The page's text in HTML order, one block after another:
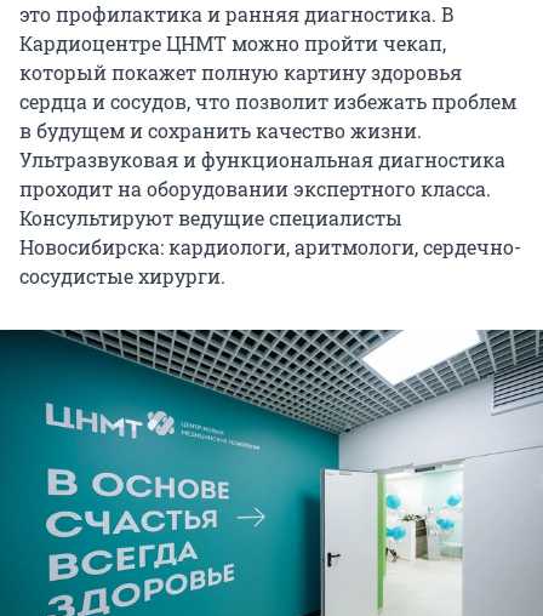
это профилактика и ранняя диагностика. В
Кардиоцентре ЦНМТ можно пройти чекап,
который покажет полную картину здоровья
сердца и сосудов, что позволит избежать проблем
в будущем и сохранить качество жизни.
Ультразвуковая и функциональная диагностика
проходит на оборудовании экспертного класса.
Консультируют ведущие специалисты
Новосибирска: кардиологи, аритмологи, сердечно-
сосудистые хирурги.